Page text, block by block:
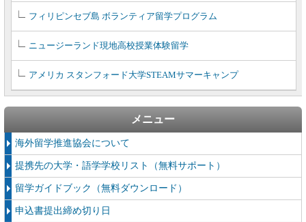
フィリピンセブ島 ボランティア留学プログラム
ニュージーランド現地高校授業体験留学
アメリカ スタンフォード大学STEAMサマーキャンプ
メニュー
海外留学推進協会について
提携先の大学・語学学校リスト（無料サポート）
留学ガイドブック（無料ダウンロード）
申込書提出締め切り日